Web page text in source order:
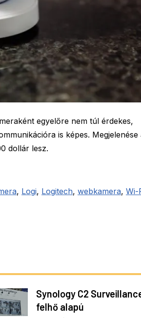
egyelőre nem túl érdekes,
is képes. Megjelenése
dollár lesz.
, Logi, Logitech, webkamera, Wi-
Synology C2
felhő alapú